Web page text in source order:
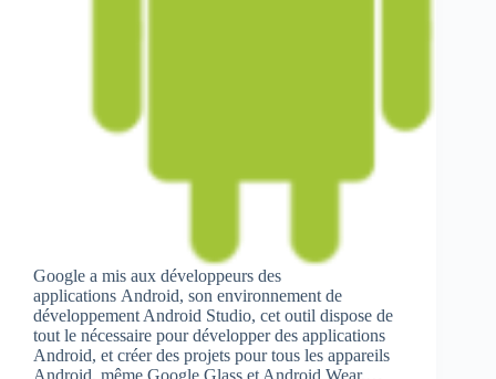
Google a mis aux développeurs des
applications Android, son environnement de
développement Android Studio, cet outil dispose de
tout le nécessaire pour développer des applications
Android, et créer des projets pour tous les appareils
Android, même Google Glass et Android Wear,…